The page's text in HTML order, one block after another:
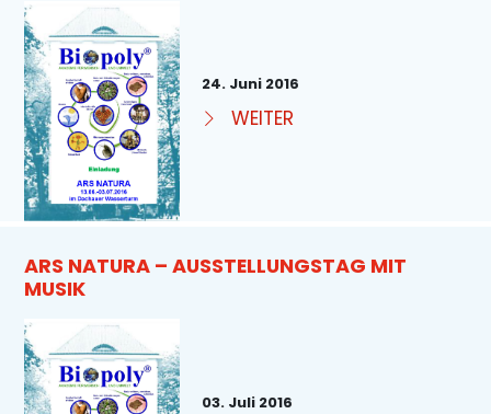
24. Juni 2016
WEITER
ARS NATURA – AUSSTELLUNGSTAG MIT
MUSIK
03. Juli 2016